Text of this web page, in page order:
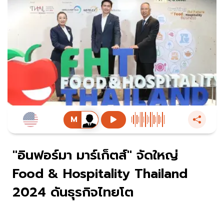
"อินฟอร์มา มาร์เก็ตส์" จัดใหญ่
Food & Hospitality Thailand
2024 ดันธุรกิจไทยโต